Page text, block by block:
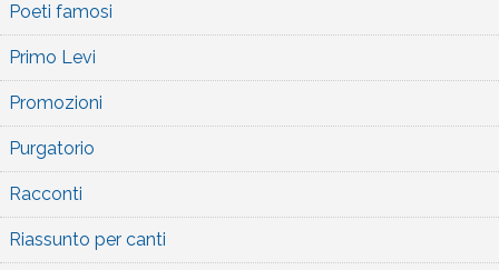
Poeti famosi
Primo Levi
Promozioni
Purgatorio
Racconti
Riassunto per canti